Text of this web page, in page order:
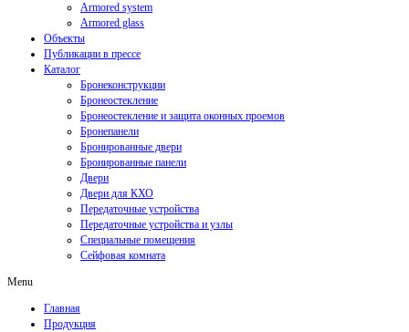
Armored system
Armored glass
Объекты
Публикации в прессе
Каталог
Бронеконструкции
Бронеостекление
Бронеостекление и защита оконных проемов
Бронепанели
Бронированные двери
Бронированные панели
Двери
Двери для КХО
Передаточные устройства
Передаточные устройства и узлы
Специальные помещения
Сейфовая комната
Menu
Главная
Продукция